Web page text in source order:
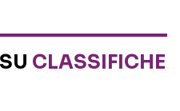
CLASSIFICHE